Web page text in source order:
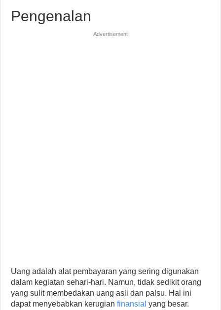
Pengenalan
Advertisement
Uang adalah alat pembayaran yang sering digunakan
dalam kegiatan sehari-hari. Namun, tidak sedikit orang
yang sulit membedakan uang asli dan palsu. Hal ini
dapat menyebabkan kerugianfinansial yang besar.